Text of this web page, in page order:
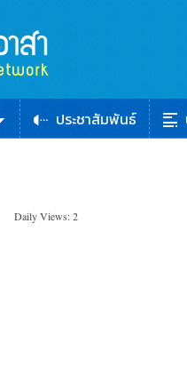
ประชาสัมพันธ์
Daily Views: 2